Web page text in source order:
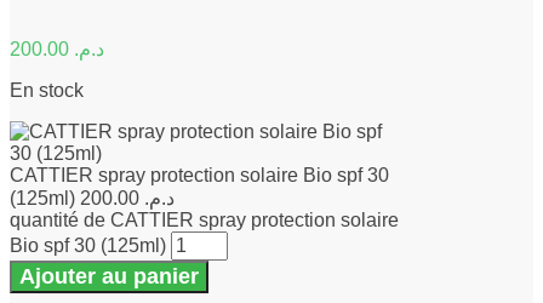
د.م.
En stock
CATTIER spray protection solaire Bio spf 30
(125ml)
د.م.
quantité de CATTIER spray protection solaire
Bio spf 30 (125ml)
Ajouter au panier